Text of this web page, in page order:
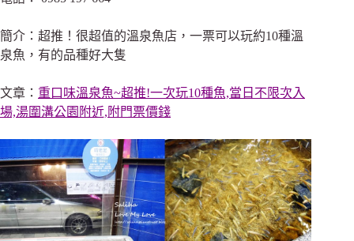
簡介：超推！很超值的溫泉魚店，一票可以玩約10種溫
泉魚，有的品種好大隻
文章： 重口味溫泉魚~超推!一次玩10種魚,當日不限次入
場,湯圍溝公園附近,附門票價錢